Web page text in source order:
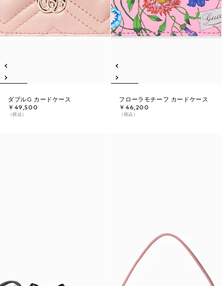
ダブルG カードケース
￥49,500
（税込）
フローラモチーフ カードケース
￥46,200
（税込）